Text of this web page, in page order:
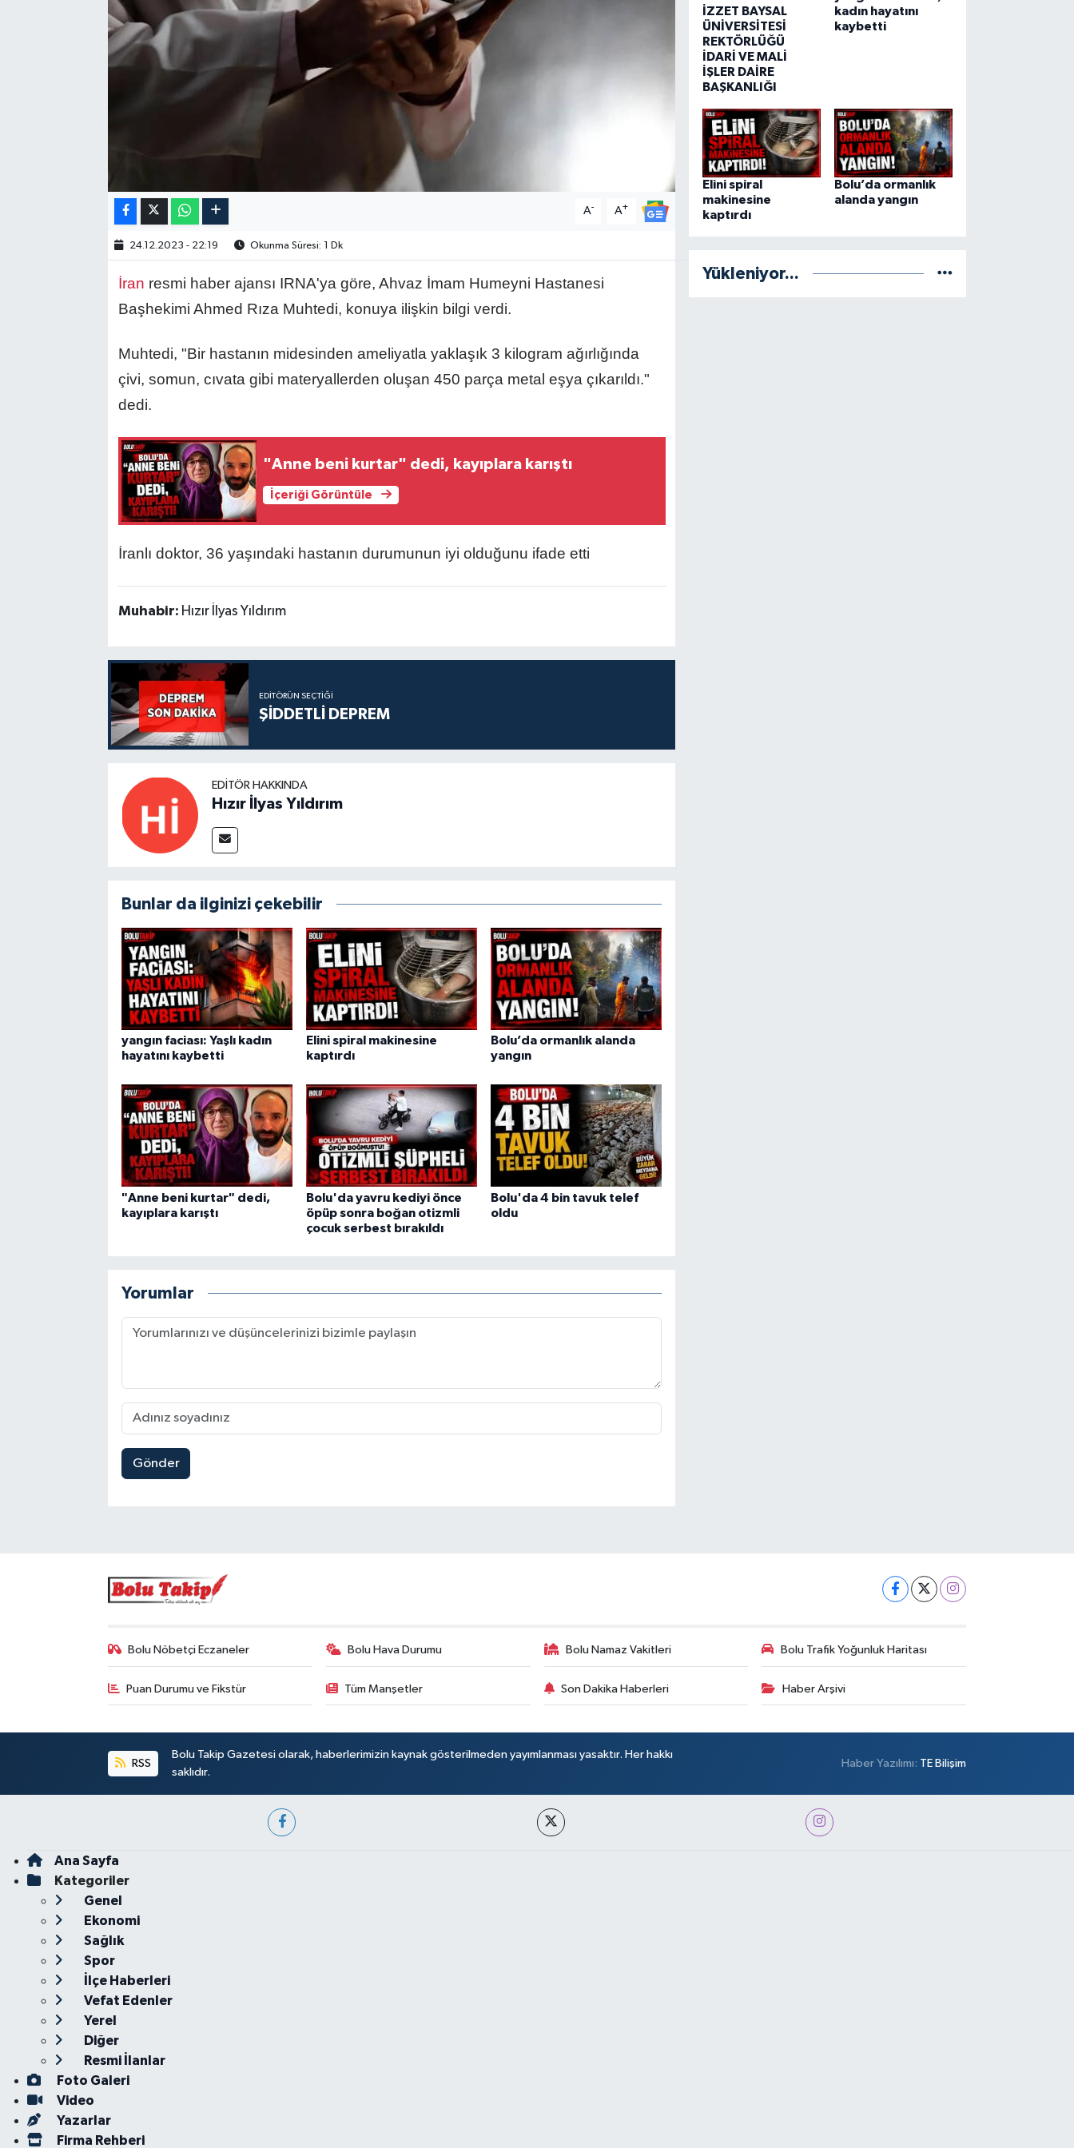
A- A+
24.12.2023 - 22:19 Okunma Süresi: 1 Dk
İran resmi haber ajansı IRNA'ya göre, Ahvaz İmam Humeyni Hastanesi
Başhekimi Ahmed Rıza Muhtedi, konuya ilişkin bilgi verdi.
Muhtedi, "Bir hastanın midesinden ameliyatla yaklaşık 3 kilogram ağırlığında
çivi, somun, cıvata gibi materyallerden oluşan 450 parça metal eşya çıkarıldı."
dedi.
"Anne beni kurtar" dedi, kayıplara karıştı
İçeriği Görüntüle
İranlı doktor, 36 yaşındaki hastanın durumunun iyi olduğunu ifade etti
Muhabir: Hızır İlyas Yıldırım
EDITÖRÜN SEÇTIĞI
ŞİDDETLİ DEPREM
EDITÖR HAKKINDA
Hızır İlyas Yıldırım
Bunlar da ilginizi çekebilir
yangın faciası: Yaşlı kadın
hayatını kaybetti
Elini spiral makinesine
kaptırdı
Bolu’da ormanlık alanda
yangın
"Anne beni kurtar" dedi,
kayıplara karıştı
Bolu'da yavru kediyi önce
öpüp sonra boğan otizmli
çocuk serbest bırakıldı
Bolu'da 4 bin tavuk telef
oldu
Yorumlar
Gönder
İZZET BAYSAL
ÜNİVERSİTESİ
REKTÖRLÜĞÜ
İDARİ VE MALİ
İŞLER DAİRE
BAŞKANLIĞI
kadın hayatını
kaybetti
Elini spiral
makinesine
kaptırdı
Bolu’da ormanlık
alanda yangın
Yükleniyor...
Bolu Nöbetçi Eczaneler Bolu Hava Durumu Bolu Namaz Vakitleri Bolu Trafik Yoğunluk Haritası
Puan Durumu ve Fikstür Tüm Manşetler Son Dakika Haberleri Haber Arşivi
RSS
Bolu Takip Gazetesi olarak, haberlerimizin kaynak gösterilmeden yayımlanması yasaktır. Her hakkı
saklıdır.
Haber Yazılımı: TE Bilişim
Ana Sayfa
Kategoriler
Genel
Ekonomi
Sağlık
Spor
İlçe Haberleri
Vefat Edenler
Yerel
Diğer
Resmi İlanlar
Foto Galeri
Video
Yazarlar
Firma Rehberi